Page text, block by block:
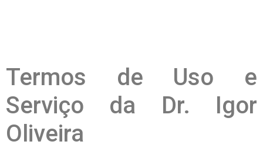
Termos de Uso e
Serviço da Dr. Igor
Oliveira